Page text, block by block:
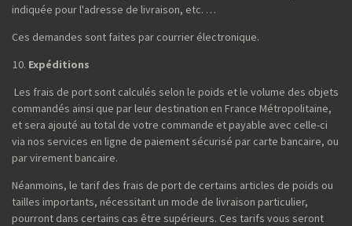
indiquée pour l'adresse de livraison, etc. …
Ces demandes sont faites par courrier électronique.
Expéditions
Les frais de port sont calculés selon le poids et le volume des objets
commandés ainsi que par leur destination en France Métropolitaine,
et sera ajouté au total de votre commande et payable avec celle-ci
via nos services en ligne de paiement sécurisé par carte bancaire, ou
par virement bancaire.
Néanmoins, le tarif des frais de port de certains articles de poids ou
tailles importants, nécessitant un mode de livraison particulier,
pourront dans certains cas être supérieurs. Ces tarifs vous seront